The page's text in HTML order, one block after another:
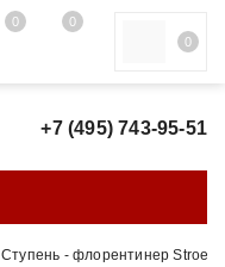
0
0
0
+7 (495) 743-95-51
Ступень - флорентинер